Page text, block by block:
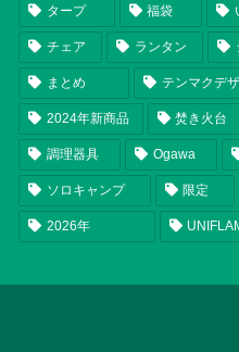
タープ 福袋
チェア ランタン
まとめ テンマクデ
2024年新商品 焚き火台
調理器具 Ogawa
ソロキャンプ 限定
2026年